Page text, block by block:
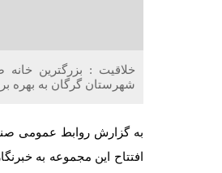
شهرستان گرگان به بهره
به گزارش روابط عمومی